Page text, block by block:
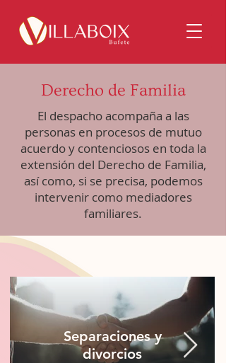
Derecho de Familia
El despacho acompaña a las
personas en procesos de mutuo
acuerdo y contenciosos en toda la
extensión del Derecho de Familia,
así como, si se precisa, podemos
intervenir como mediadores
familiares.
Separaciones y
divorcios